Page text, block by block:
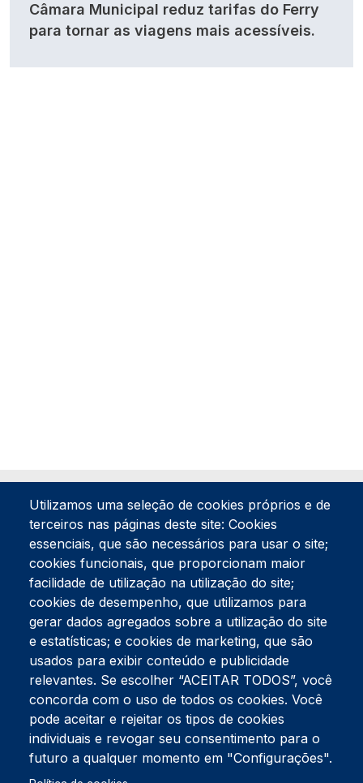
Câmara Municipal reduz tarifas do Ferry
para tornar as viagens mais acessíveis.
Tel:234 390 100Fax:234 390 100
Endereço Postal
Apartado 42
Rua Gil Eanes 31
3834-908 Gafanha da Nazaré
Estúdios
Rua Prior Guerra
Edifício do Centro Cultural da Gafanha da Nazaré
3830-556 Gafanha da Nazaré
Utilizamos uma seleção de cookies próprios e de
terceiros nas páginas deste site: Cookies
essenciais, que são necessários para usar o site;
cookies funcionais, que proporcionam maior
facilidade de utilização na utilização do site;
cookies de desempenho, que utilizamos para
gerar dados agregados sobre a utilização do site
e estatísticas; e cookies de marketing, que são
usados para exibir conteúdo e publicidade
relevantes. Se escolher “ACEITAR TODOS”, você
concorda com o uso de todos os cookies. Você
pode aceitar e rejeitar os tipos de cookies
individuais e revogar seu consentimento para o
futuro a qualquer momento em "Configurações".